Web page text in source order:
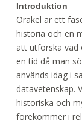
Introduktion
Orakel är ett
historia och en
att utforska vad
en tid då man
används idag i
datavetenskap.
historiska och
förekommer i